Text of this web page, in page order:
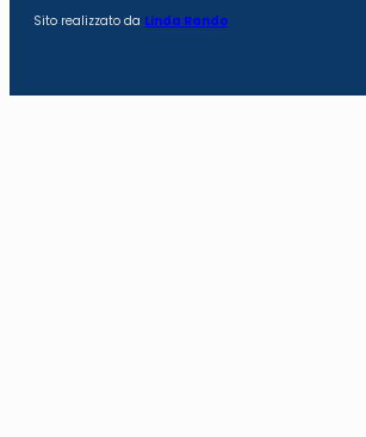
Sito realizzato da Linda Rando